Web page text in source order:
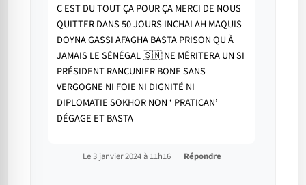
C EST DU TOUT ÇA POUR ÇA MERCI DE NOUS
QUITTER DANS 50 JOURS INCHALAH MAQUIS
DOYNA GASSI AFAGHA BASTA PRISON QU À
JAMAIS LE SÉNÉGAL 🇸🇳 NE MÉRITERA UN SI
PRÉSIDENT RANCUNIER BONE SANS
VERGOGNE NI FOIE NI DIGNITÉ NI
DIPLOMATIE SOKHOR NON ‘ PRATICAN’
DÉGAGE ET BASTA
Le 3 janvier 2024 à 11h16 Répondre